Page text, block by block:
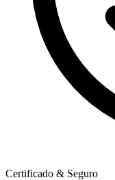
Certificado & Seguro